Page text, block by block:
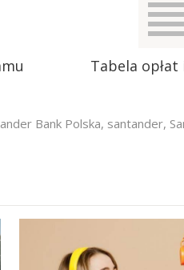
Tabela
Bank Polska, santander,